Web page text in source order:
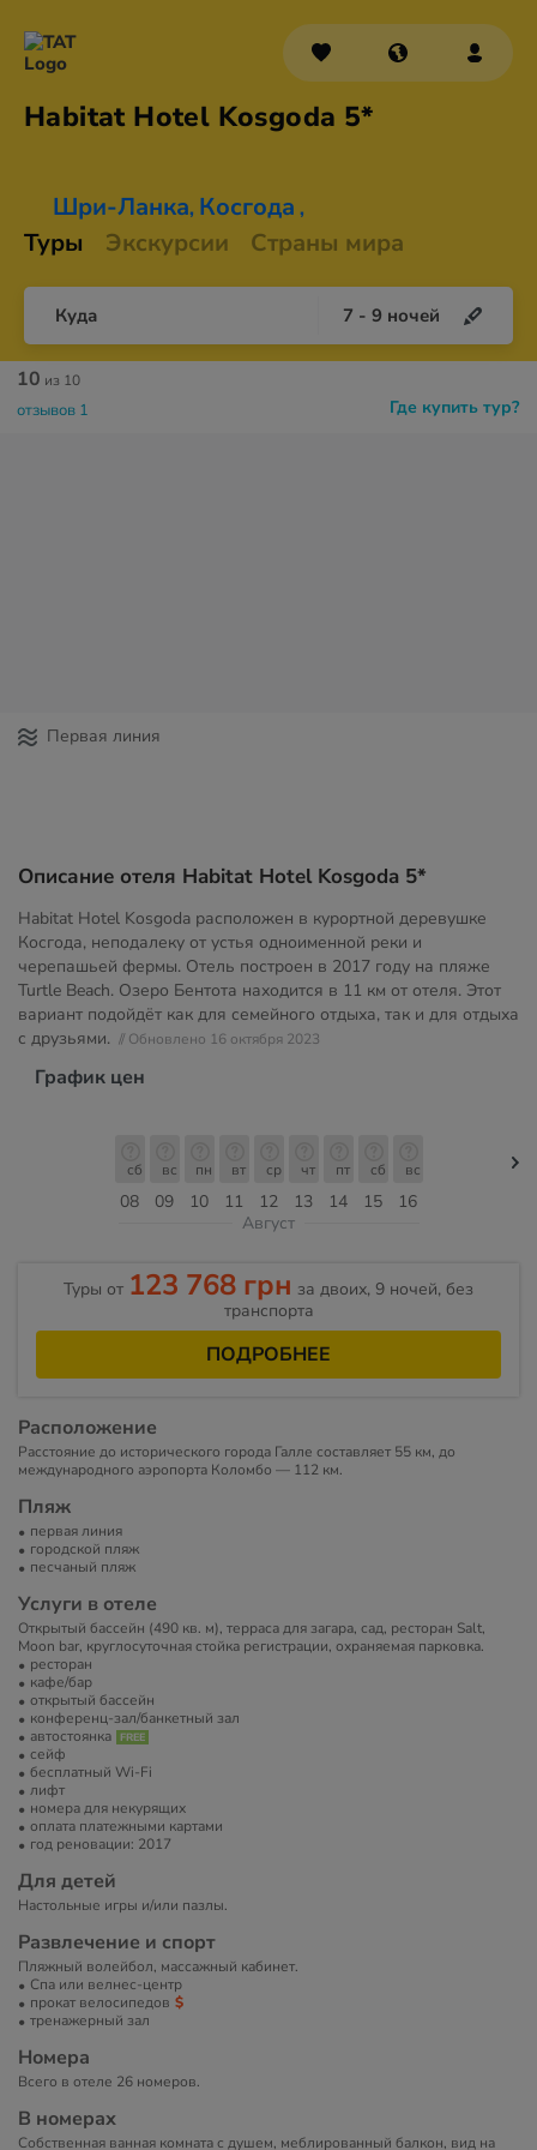
Habitat Hotel Kosgoda 5*
Шри-Ланка, Косгода ,
Туры Экскурсии Страны мира
Куда 7 - 9 ночей
Где купить тур?
10 из 10
отзывов 1
Первая линия
Описание отеля Habitat Hotel Kosgoda 5*
Habitat Hotel Kosgoda расположен в курортной деревушке
Косгода, неподалеку от устья одноименной реки и
черепашьей фермы. Отель построен в 2017 году на пляже
Turtle Beach. Озеро Бентота находится в 11 км от отеля. Этот
вариант подойдёт как для семейного отдыха, так и для отдыха
с друзьями. // Обновлено 16 октября 2023
График цен
08
сб
09
вс
10
пн
11
вт
12
ср
13
чт
14
пт
15
сб
16
вс
Август
Туры от 123 768 грн за двоих, 9 ночей, без
транспорта
ПОДРОБНЕЕ
Расположение
Расстояние до исторического города Галле составляет 55 км, до
международного аэропорта Коломбо — 112 км.
Пляж
первая линия
городской пляж
песчаный пляж
Услуги в отеле
Открытый бассейн (490 кв. м), терраса для загара, сад, ресторан Salt,
Moon bar, круглосуточная стойка регистрации, охраняемая парковка.
ресторан
кафе/бар
открытый бассейн
конференц-зал/банкетный зал
автостоянка
сейф
бесплатный Wi-Fi
лифт
номера для некурящих
оплата платежными картами
год реновации: 2017
Для детей
Настольные игры и/или пазлы.
Развлечение и спорт
Пляжный волейбол, массажный кабинет.
Спа или велнес-центр
прокат велосипедов
тренажерный зал
Номера
Всего в отеле 26 номеров.
В номерах
Собственная ванная комната с душем, меблированный балкон, вид на